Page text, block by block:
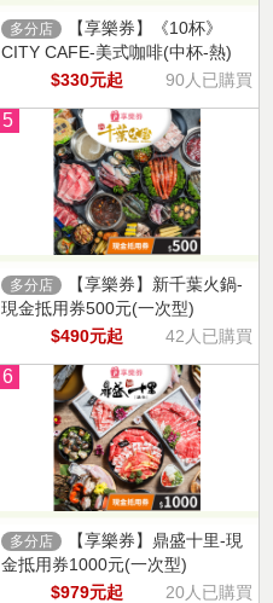
多分店
【享樂券】《10杯》
CITY CAFE-美式咖啡(中杯-熱)
$330元起
90人已購買
5
多分店
【享樂券】新千葉火鍋-
現金抵用券500元(一次型)
$490元起
42人已購買
6
多分店
【享樂券】鼎盛十里-現
金抵用券1000元(一次型)
$979元起
20人已購買